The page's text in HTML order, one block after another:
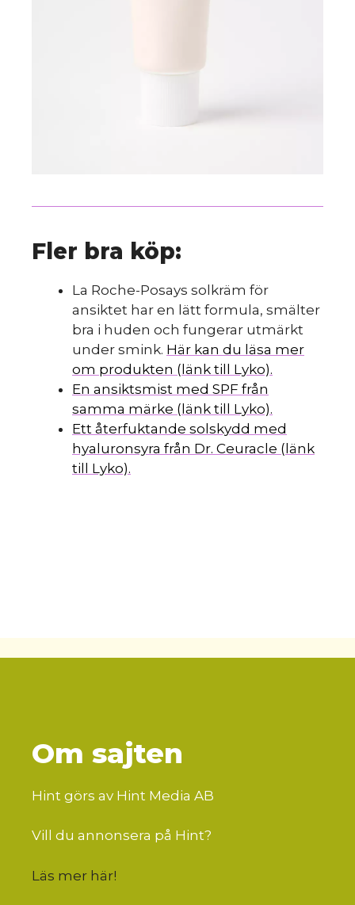
Fler bra köp:
La Roche-Posays solkräm för
ansiktet har en lätt formula, smälter
bra i huden och fungerar utmärkt
under smink. Här kan du läsa mer
om produkten (länk till Lyko).
En ansiktsmist med SPF från
samma märke (länk till Lyko).
Ett återfuktande solskydd med
hyaluronsyra från Dr. Ceuracle (länk
till Lyko).
Om sajten
Hint görs av Hint Media AB
Vill du annonsera på Hint?
Läs mer här!